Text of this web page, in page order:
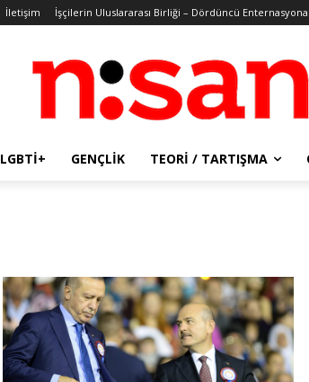
İletişim İşçilerin Uluslararası Birliği – Dördüncü Enternasyonal
LGBTİ+ GENÇLIK TEORI / TARTIŞMA